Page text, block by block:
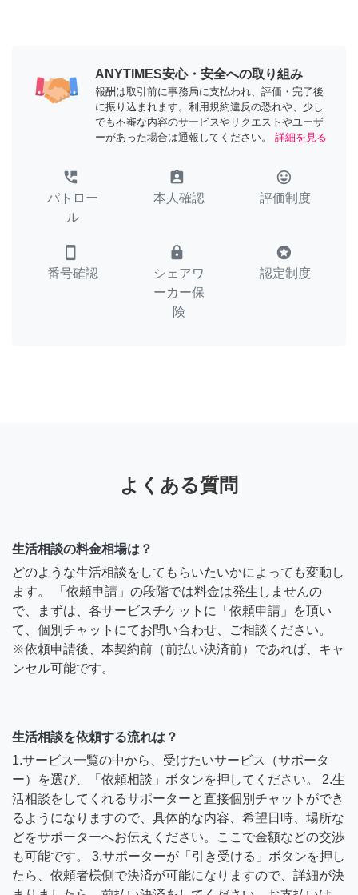
ANYTIMES安心・安全への取り組み
報酬は取引前に事務局に支払われ、評価・完了後
に振り込まれます。利用規約違反の恐れや、少し
でも不審な内容のサービスやリクエストやユーザ
ーがあった場合は通報してください。
詳細を見る
perm_phone_msg
パトロー
ル
assignment_ind
本人確認
tag_faces
評価制度
smartphone
番号確認
lock
シェアワ
ーカー保
険
stars
認定制度
よくある質問
生活相談の料金相場は？
どのような生活相談をしてもらいたいかによっても変動し
ます。 「依頼申請」の段階では料金は発生しませんの
で、まずは、各サービスチケットに「依頼申請」を頂い
て、個別チャットにてお問い合わせ、ご相談ください。
※依頼申請後、本契約前（前払い決済前）であれば、キャ
ンセル可能です。
生活相談を依頼する流れは？
1.サービス一覧の中から、受けたいサービス（サポータ
ー）を選び、「依頼相談」ボタンを押してください。 2.生
活相談をしてくれるサポーターと直接個別チャットができ
るようになりますので、具体的な内容、希望日時、場所な
どをサポーターへお伝えください。ここで金額などの交渉
も可能です。 3.サポーターが「引き受ける」ボタンを押し
たら、依頼者様側で決済が可能になりますので、詳細が決